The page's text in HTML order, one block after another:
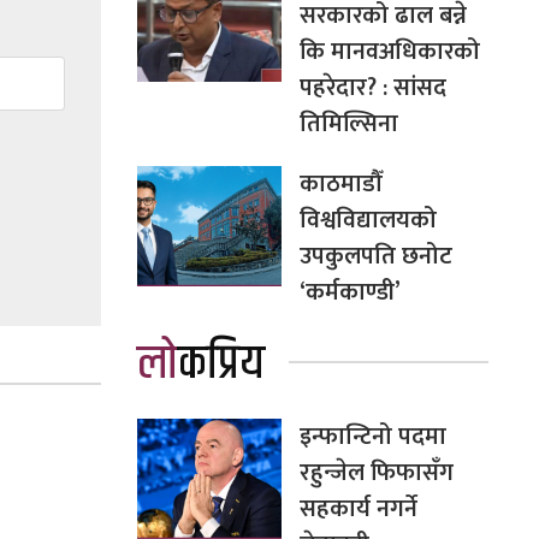
सरकारको ढाल बन्ने
कि मानवअधिकारको
पहरेदार? : सांसद
तिमिल्सिना
काठमाडौँ
विश्वविद्यालयको
उपकुलपति छनोट
‘कर्मकाण्डी’
लोकप्रिय
इन्फान्टिनो पदमा
रहुन्जेल फिफासँग
सहकार्य नगर्ने